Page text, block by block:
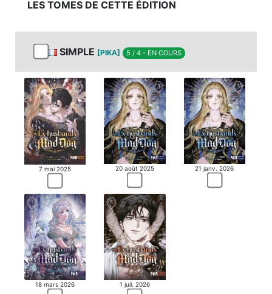
LES TOMES DE CETTE ÉDITION
SIMPLE [PIKA] 5 / 4 - EN COURS
7 mai 2025 20 août 2025 21 janv. 2026
18 mars 2026 1 juil. 2026